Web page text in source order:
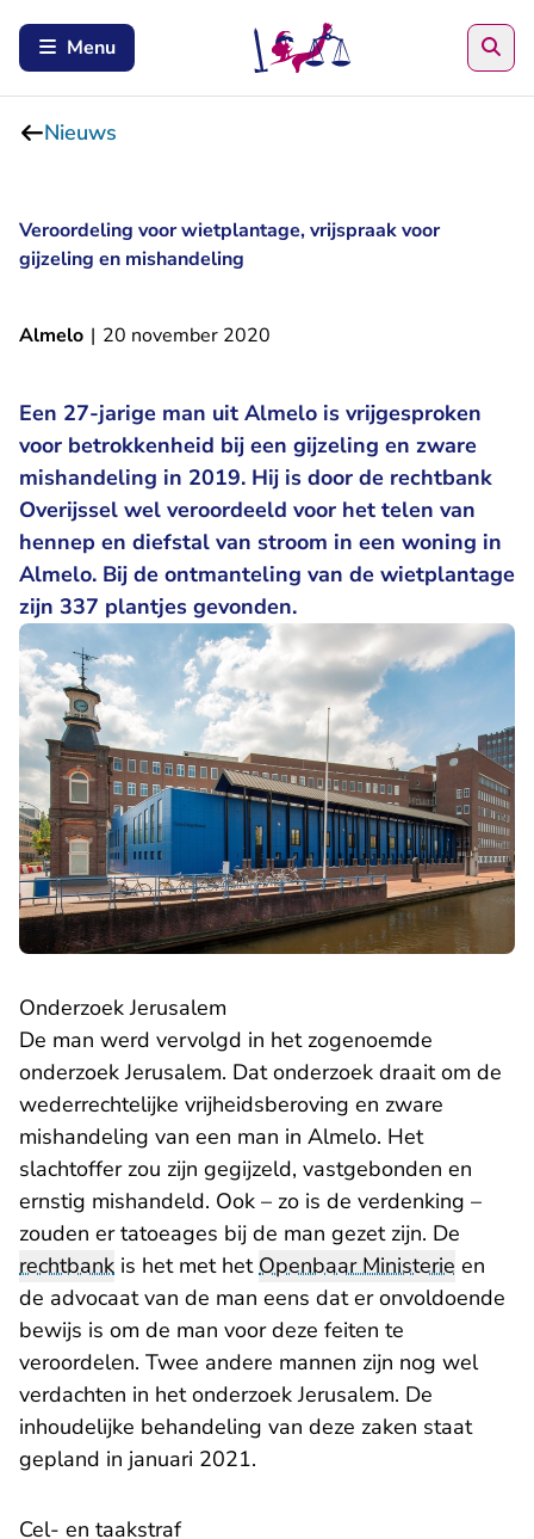
Menu
Nieuws
Veroordeling voor wietplantage, vrijspraak voor
gijzeling en mishandeling
Almelo | 20 november 2020
Een 27-jarige man uit Almelo is vrijgesproken
voor betrokkenheid bij een gijzeling en zware
mishandeling in 2019. Hij is door de rechtbank
Overijssel wel veroordeeld voor het telen van
hennep en diefstal van stroom in een woning in
Almelo. Bij de ontmanteling van de wietplantage
zijn 337 plantjes gevonden.
Onderzoek Jerusalem
De man werd vervolgd in het zogenoemde
onderzoek Jerusalem. Dat onderzoek draait om de
wederrechtelijke vrijheidsberoving en zware
mishandeling van een man in Almelo. Het
slachtoffer zou zijn gegijzeld, vastgebonden en
ernstig mishandeld. Ook – zo is de verdenking –
zouden er tatoeages bij de man gezet zijn. De
rechtbank is het met hetOpenbaar Ministerie en
de advocaat van de man eens dat er onvoldoende
bewijs is om de man voor deze feiten te
veroordelen. Twee andere mannen zijn nog wel
verdachten in het onderzoek Jerusalem. De
inhoudelijke behandeling van deze zaken staat
gepland in januari 2021.
Cel- en taakstraf